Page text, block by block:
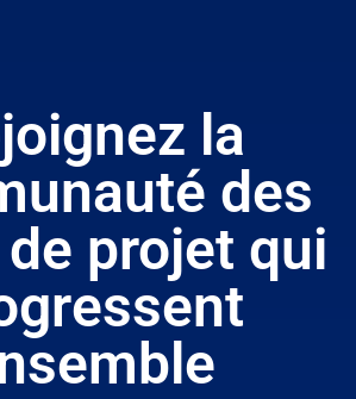
la
des
projet qui